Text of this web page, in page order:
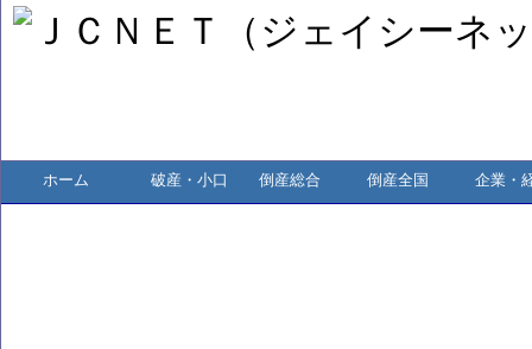
ホーム 破産・小口 倒産総合 倒産全国 企業・